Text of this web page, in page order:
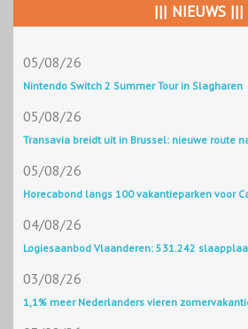
||| NIEUWS |||
05/08/26
Nintendo Switch 2 Summer Tour in Slagharen
05/08/26
Transavia breidt uit in Brussel: nieuwe route
05/08/26
Horecabond langs 100 vakantieparken voor
04/08/26
Logiesaanbod Vlaanderen: 531.242
03/08/26
1,1% meer Nederlanders vieren